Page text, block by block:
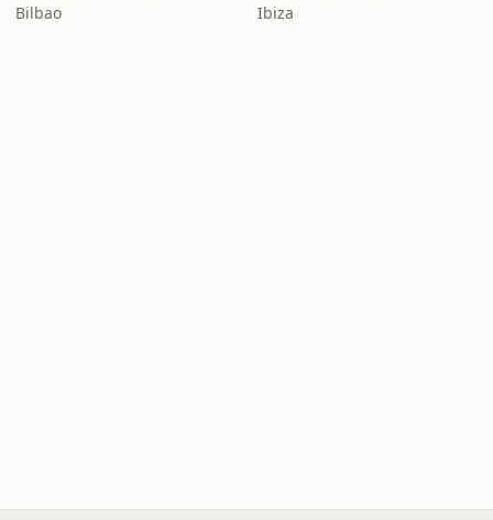
Bilbao Ibiza